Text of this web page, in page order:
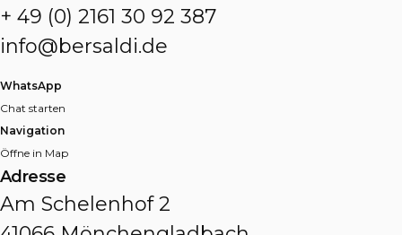
+ 49 (0) 2161 30 92 387
info@bersaldi.de
WhatsApp
Chat starten
Navigation
Öffne in Map
Adresse
Am Schelenhof 2